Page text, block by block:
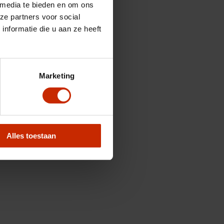
te bieden en om ons
partners voor social
die u aan ze heeft
Marketing
Alles toestaan